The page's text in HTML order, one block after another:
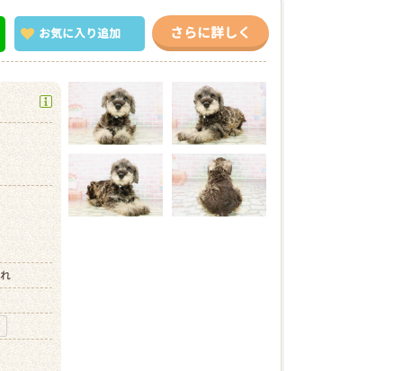
お気に入り追加 さらに詳しく